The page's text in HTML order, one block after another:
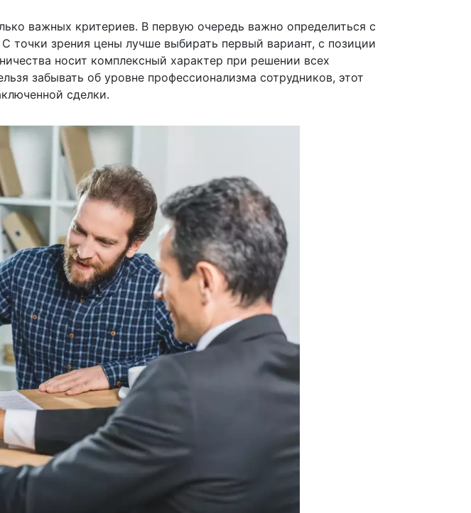
важных критериев. В первую очередь важно определиться с
точки зрения цены лучше выбирать первый вариант, с позиции
носит комплексный характер при решении всех
забывать об уровне профессионализма сотрудников, этот
сделки.